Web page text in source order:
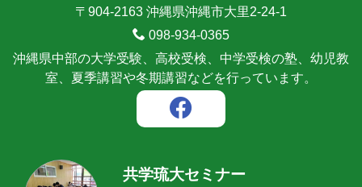
〒904-2163 沖縄県沖縄市大里2-24-1
098-934-0365
沖縄県中部の大学受験、高校受検、中学受検の塾、幼児教
室、夏季講習や冬期講習などを行っています。
共学琉大セミナー